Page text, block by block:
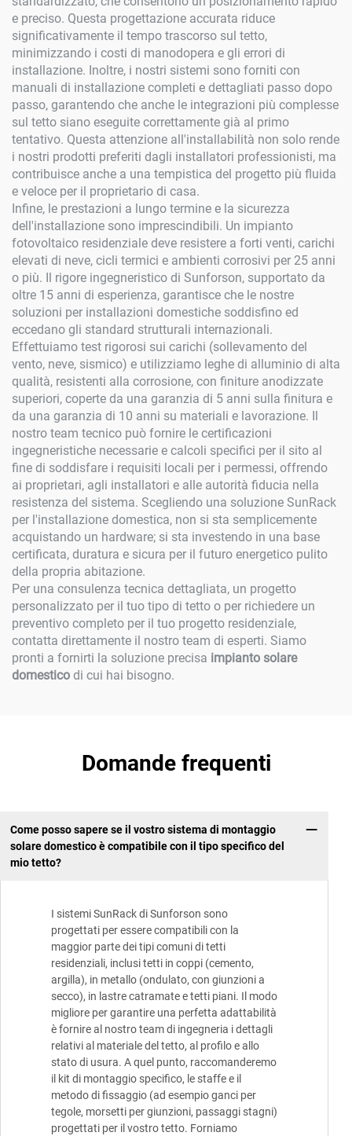
e preciso. Questa progettazione accurata riduce
significativamente il tempo trascorso sul tetto,
minimizzando i costi di manodopera e gli errori di
installazione. Inoltre, i nostri sistemi sono forniti con
manuali di installazione completi e dettagliati passo dopo
passo, garantendo che anche le integrazioni più complesse
sul tetto siano eseguite correttamente già al primo
tentativo. Questa attenzione all'installabilità non solo rende
i nostri prodotti preferiti dagli installatori professionisti, ma
contribuisce anche a una tempistica del progetto più fluida
e veloce per il proprietario di casa.
Infine, le prestazioni a lungo termine e la sicurezza
dell'installazione sono imprescindibili. Un impianto
fotovoltaico residenziale deve resistere a forti venti, carichi
elevati di neve, cicli termici e ambienti corrosivi per 25 anni
o più. Il rigore ingegneristico di Sunforson, supportato da
oltre 15 anni di esperienza, garantisce che le nostre
soluzioni per installazioni domestiche soddisfino ed
eccedano gli standard strutturali internazionali.
Effettuiamo test rigorosi sui carichi (sollevamento del
vento, neve, sismico) e utilizziamo leghe di alluminio di alta
qualità, resistenti alla corrosione, con finiture anodizzate
superiori, coperte da una garanzia di 5 anni sulla finitura e
da una garanzia di 10 anni su materiali e lavorazione. Il
nostro team tecnico può fornire le certificazioni
ingegneristiche necessarie e calcoli specifici per il sito al
fine di soddisfare i requisiti locali per i permessi, offrendo
ai proprietari, agli installatori e alle autorità fiducia nella
resistenza del sistema. Scegliendo una soluzione SunRack
per l'installazione domestica, non si sta semplicemente
acquistando un hardware; si sta investendo in una base
certificata, duratura e sicura per il futuro energetico pulito
della propria abitazione.
Per una consulenza tecnica dettagliata, un progetto
personalizzato per il tuo tipo di tetto o per richiedere un
preventivo completo per il tuo progetto residenziale,
contatta direttamente il nostro team di esperti. Siamo
pronti a fornirti la soluzione precisa impianto solare
domestico di cui hai bisogno.
Domande frequenti
Come posso sapere se il vostro sistema di montaggio
solare domestico è compatibile con il tipo specifico del
mio tetto?
I sistemi SunRack di Sunforson sono
progettati per essere compatibili con la
maggior parte dei tipi comuni di tetti
residenziali, inclusi tetti in coppi (cemento,
argilla), in metallo (ondulato, con giunzioni a
secco), in lastre catramate e tetti piani. Il modo
migliore per garantire una perfetta adattabilità
è fornire al nostro team di ingegneria i dettagli
relativi al materiale del tetto, al profilo e allo
stato di usura. A quel punto, raccomanderemo
il kit di montaggio specifico, le staffe e il
metodo di fissaggio (ad esempio ganci per
tegole, morsetti per giunzioni, passaggi stagni)
progettati per il vostro tetto. Forniamo